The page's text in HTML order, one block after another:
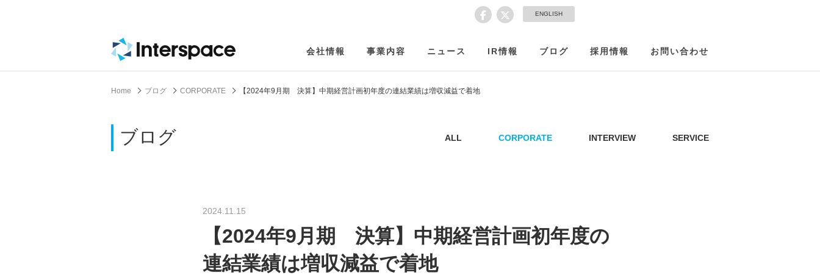
ENGLISH
会社情報 事業内容 ニュース IR情報 ブログ 採用情報 お問い合わせ
Home ブログ CORPORATE 【2024年9月期 決算】中期経営計画初年度の連結業績は増収減益で着地
ブログ ALL CORPORATE INTERVIEW SERVICE
2024.11.15
【2024年9月期 決算】中期経営計画初年度の
連結業績は増収減益で着地